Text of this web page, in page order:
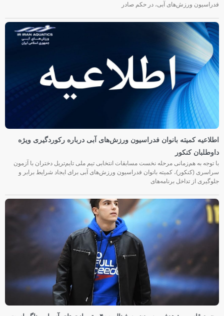
فدراسیون ورزش‌های آبی، در حکم صادر
اطلاعیه کمیته بانوان فدراسیون ورزش‌های آبی درباره رکوردگیری ویژه
داوطلبان کنکور
با توجه به هم‌زمانی مرحله نخست مسابقات انتخابی تیم ملی تایم‌تریل دختران با آزمون
سراسری (کنکور)، کمیته بانوان فدراسیون ورزش‌های آبی برای ایجاد شرایط برابر و
جلوگیری از تداخل برنامه‌های